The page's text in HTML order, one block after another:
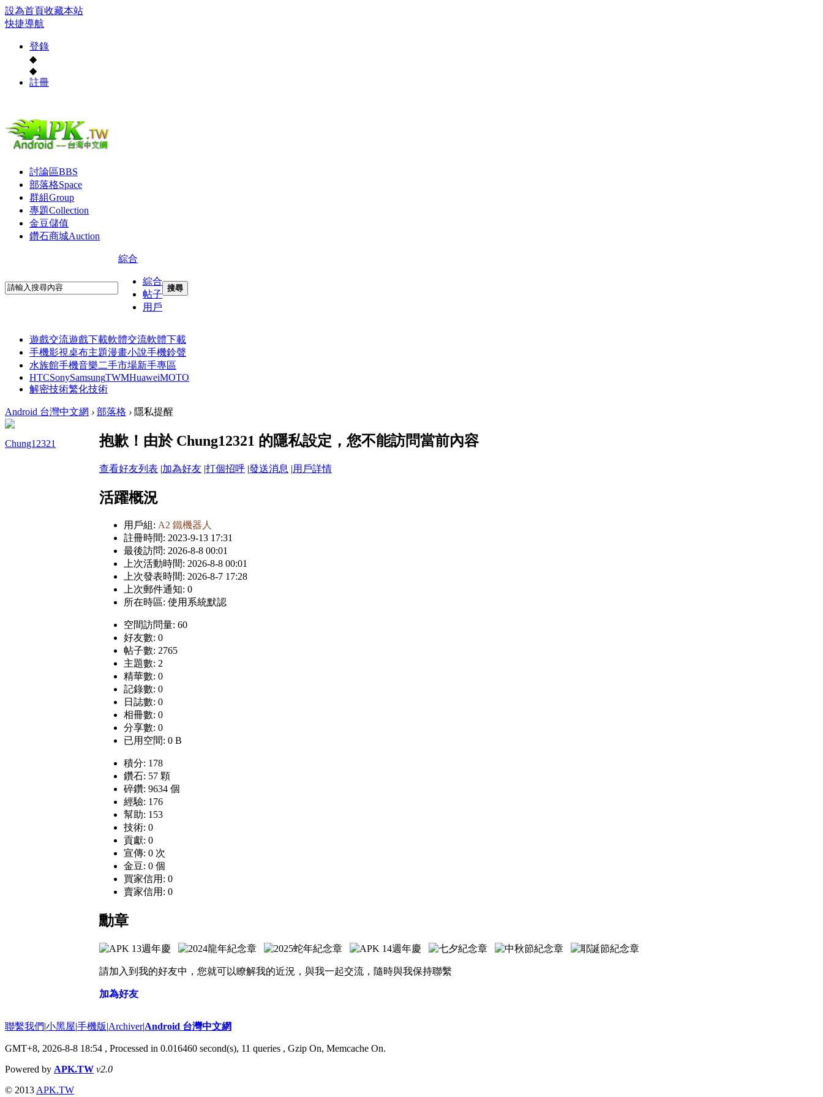
設為首頁收藏本站
快捷導航
登錄
◆
◆
註冊
討論區BBS
部落格Space
群組Group
專題Collection
金豆儲值
鑽石商城Auction
綜合
綜合
帖子
用戶
搜尋
遊戲交流遊戲下載軟體交流軟體下載
手機影視桌布主題漫畫小說手機鈴聲
水族館手機音樂二手市場新手專區
HTCSonySamsungTWMHuaweiMOTO
解密技術繁化技術
Android 台灣中文網 › 部落格 › 隱私提醒
Chung12321 抱歉！由於 Chung12321 的隱私設定，您不能訪問當前內容
查看好友列表 |加為好友 |打個招呼 |發送消息 |用戶詳情
活躍概況
用戶組: A2 鐵機器人
註冊時間: 2023-9-13 17:31
最後訪問: 2026-8-8 00:01
上次活動時間: 2026-8-8 00:01
上次發表時間: 2026-8-7 17:28
上次郵件通知: 0
所在時區: 使用系統默認
空間訪問量: 60
好友數: 0
帖子數: 2765
主題數: 2
精華數: 0
記錄數: 0
日誌數: 0
相冊數: 0
分享數: 0
已用空間: 0 B
積分: 178
鑽石: 57 顆
碎鑽: 9634 個
經驗: 176
幫助: 153
技術: 0
貢獻: 0
宣傳: 0 次
金豆: 0 個
買家信用: 0
賣家信用: 0
勳章
請加入到我的好友中，您就可以瞭解我的近況，與我一起交流，隨時與我保持聯繫
加為好友
聯繫我們|小黑屋|手機版|Archiver|Android 台灣中文網
GMT+8, 2026-8-8 18:54 , Processed in 0.016460 second(s), 11 queries , Gzip On, Memcache On.
Powered by APK.TW v2.0
© 2013 APK.TW